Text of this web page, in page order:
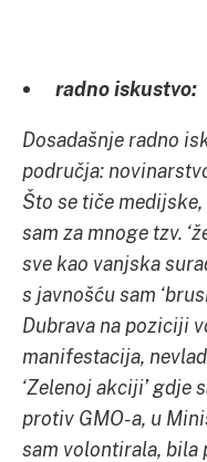
radno iskustvo:
Dosadašnje radno
područja:
Što se tiče
sam za mnoge tzv.
sve kao vanjska
s javnošću sam
Dubrava na poziciji
manifestacija,
‘Zelenoj akciji’ gdje
protiv GMO-a, u
sam volontirala, bila